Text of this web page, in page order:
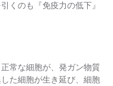
くのも『免疫力の低下』
正常な細胞が、発ガン物質
た細胞が生き延び、細胞